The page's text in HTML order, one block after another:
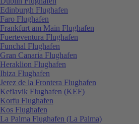
Edinburgh Flughafen
Faro Flughafen
Frankfurt am Main Flughafen
Fuerteventura Flughafen
Funchal Flughafen
Gran Canaria Flughafen
Heraklion Flughafen
Ibiza Flughafen
Jerez de la Frontera Flughafen
Keflavik Flughafen (KEF)
Korfu Flughafen
Kos Flughafen
La Palma Flughafen (La Palma)